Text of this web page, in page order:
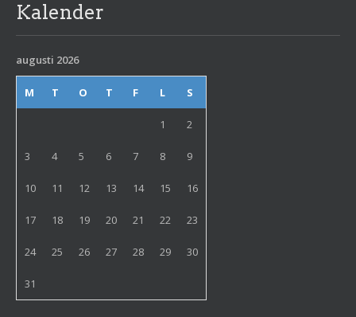
Kalender
augusti 2026
M T O T F L S
1 2
3 4 5 6 7 8 9
10 11 12 13 14 15 16
17 18 19 20 21 22 23
24 25 26 27 28 29 30
31